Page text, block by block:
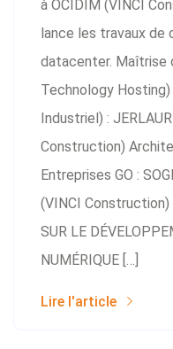
à OCIDIM (VINCI
lance les travaux de
datacenter. Maîtrise
Technology
Industriel) :
Construction)
Entreprises GO :
(VINCI Construction)
SUR LE
NUMÉRIQUE […]
Lire l'article